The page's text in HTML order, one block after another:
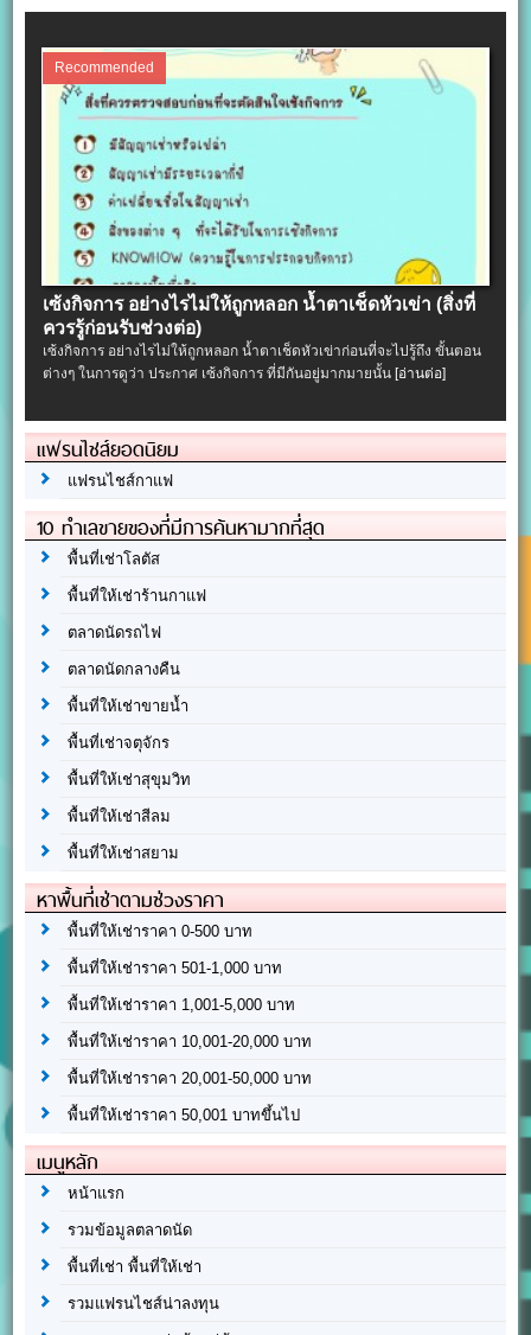
Recommended
เซ้งกิจการ อย่างไรไม่ให้ถูกหลอก น้ำตาเช็ดหัวเข่า (สิ่งที่
ควรรู้ก่อนรับช่วงต่อ)
เซ้งกิจการ อย่างไรไม่ให้ถูกหลอก น้ำตาเช็ดหัวเข่าก่อนที่จะไปรู้ถึง ขั้นตอน
ต่างๆ ในการดูว่า ประกาศ เซ้งกิจการ ที่มีกันอยู่มากมายนั้น [อ่านต่อ]
แฟรนไชส์ยอดนิยม
แฟรนไชส์กาแฟ
10 ทำเลขายของที่มีการค้นหามากที่สุด
พื้นที่เช่าโลตัส
พื้นที่ให้เช่าร้านกาแฟ
ตลาดนัดรถไฟ
ตลาดนัดกลางคืน
พื้นที่ให้เช่าขายน้ำ
พื้นที่เช่าจตุจักร
พื้นที่ให้เช่าสุขุมวิท
พื้นที่ให้เช่าสีลม
พื้นที่ให้เช่าสยาม
หาพื้นที่เช่าตามช่วงราคา
พื้นที่ให้เช่าราคา 0-500 บาท
พื้นที่ให้เช่าราคา 501-1,000 บาท
พื้นที่ให้เช่าราคา 1,001-5,000 บาท
พื้นที่ให้เช่าราคา 10,001-20,000 บาท
พื้นที่ให้เช่าราคา 20,001-50,000 บาท
พื้นที่ให้เช่าราคา 50,001 บาทขึ้นไป
เมนูหลัก
หน้าแรก
รวมข้อมูลตลาดนัด
พื้นที่เช่า พื้นที่ให้เช่า
รวมแฟรนไชส์น่าลงทุน